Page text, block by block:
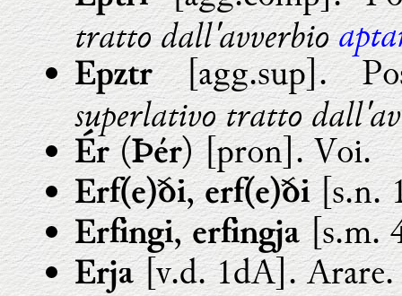
tratto dall'avverbio
Epztr[agg.sup].
superlativo tratto
Ér(Þér) [pron]. Voi.
Erf(e)ði,erf(e)ði[s.n.
Erfingi,erfingja[s.m.
Erja[v.d. 1dA]. Arare.